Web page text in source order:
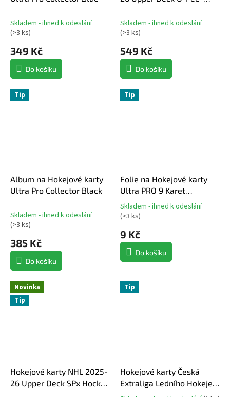
Skladem - ihned k odeslání
(>3 ks)
349 Kč
Do košíku
Balíček
Skladem - ihned k odeslání
(>3 ks)
549 Kč
Do košíku
Tip
Album na Hokejové karty
Ultra Pro Collector Black
Skladem - ihned k odeslání
(>3 ks)
385 Kč
Do košíku
Tip
Folie na Hokejové karty
Ultra PRO 9 Karet
PLATINUM SECURE
Průměrné
hodnocení
produktu
je
4,5
z
hvězdiček.
Skladem - ihned k odeslání
(>3 ks)
9 Kč
Do košíku
Novinka
Tip
Hokejové karty NHL 2025-
26 Upper Deck SPx Hockey
Tip
Hokejové karty Česká
Extraliga Ledního Hokeje
2025-26 Series 2 Blaster